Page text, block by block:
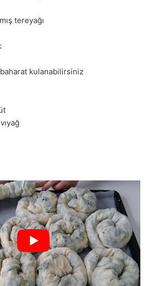
tereyağı
kulanabilirsiniz